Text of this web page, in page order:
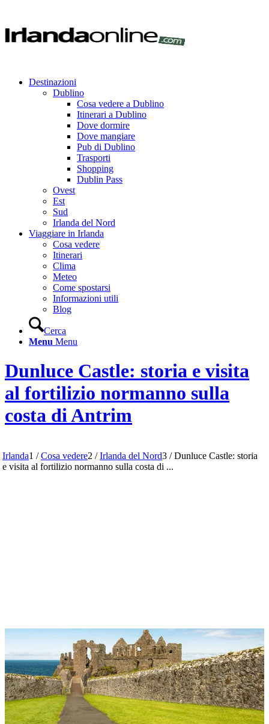
Destinazioni
Dublino
Cosa vedere a Dublino
Itinerari a Dublino
Dove dormire
Dove mangiare
Pub di Dublino
Trasporti
Shopping
Dublin Pass
Ovest
Est
Sud
Irlanda del Nord
Viaggiare in Irlanda
Cosa vedere
Itinerari
Clima
Meteo
Come spostarsi
Informazioni utili
Blog
Cerca
Menu Menu
Dunluce Castle: storia e visita
al fortilizio normanno sulla
costa di Antrim
Irlanda1 / Cosa vedere2 / Irlanda del Nord3 / Dunluce Castle: storia
e visita al fortilizio normanno sulla costa di ...